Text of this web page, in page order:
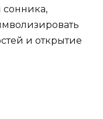
и открытие